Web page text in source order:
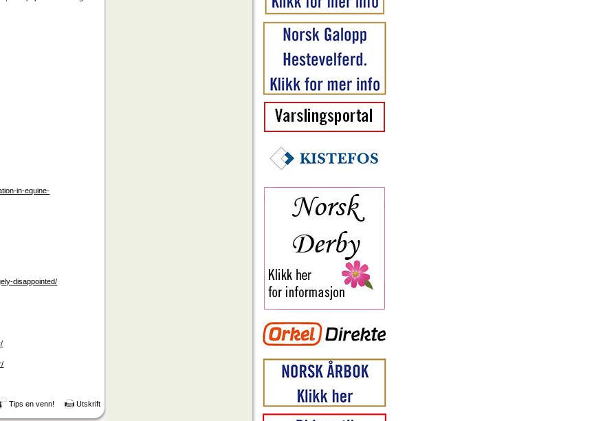
in-equine-
disappointed/
Tips en venn! Utskrift